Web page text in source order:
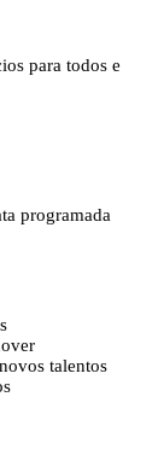
para todos e
programada
talentos